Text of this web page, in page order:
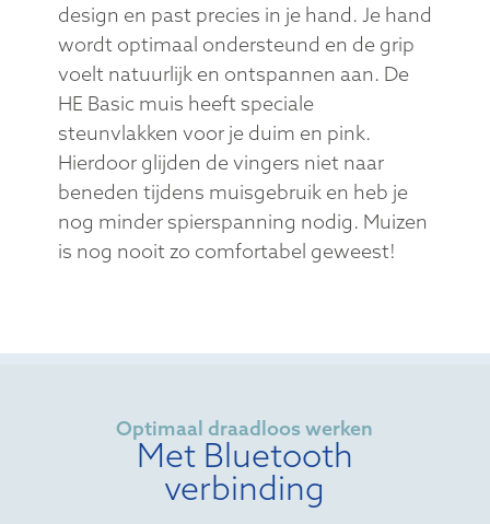
design en past precies in je hand. Je hand
wordt optimaal ondersteund en de grip
voelt natuurlijk en ontspannen aan. De
HE Basic muis heeft speciale
steunvlakken voor je duim en pink.
Hierdoor glijden de vingers niet naar
beneden tijdens muisgebruik en heb je
nog minder spierspanning nodig. Muizen
is nog nooit zo comfortabel geweest!
Optimaal draadloos werken
Met Bluetooth
verbinding